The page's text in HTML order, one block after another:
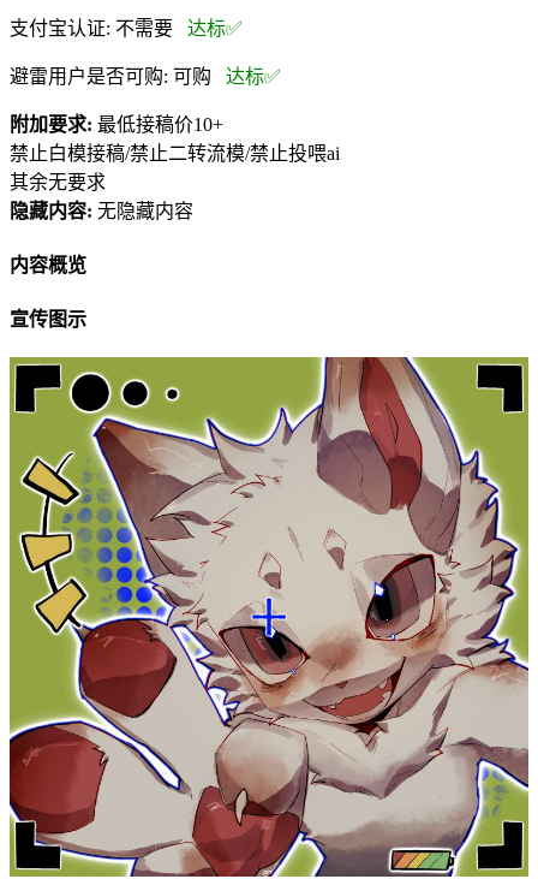
支付宝认证: 不需要 达标✅
避雷用户是否可购: 可购 达标✅
附加要求: 最低接稿价10+
禁止白模接稿/禁止二转流模/禁止投喂ai
其余无要求
隐藏内容: 无隐藏内容
内容概览
宣传图示